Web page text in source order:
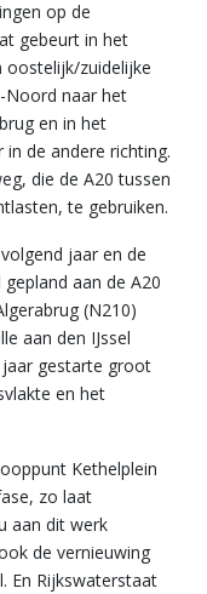
op de
gebeurt in het
zuidelijke
Noord naar het
en in het
de andere richting.
die de A20 tussen
te gebruiken.
jaar en de
aan de A20
(N210)
aan den IJssel
gestarte groot
en het
Kethelplein
zo laat
aan dit werk
de vernieuwing
En Rijkswaterstaat